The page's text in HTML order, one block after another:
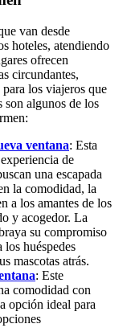
van desde
hoteles, atendiendo
ofrecen
circundantes,
los viajeros que
son algunos de los
ventana: Esta
de
una escapada
la comodidad, la
a los amantes de los
y acogedor. La
su compromiso
huéspedes
mascotas atrás.
: Este
comodidad con
opción ideal para